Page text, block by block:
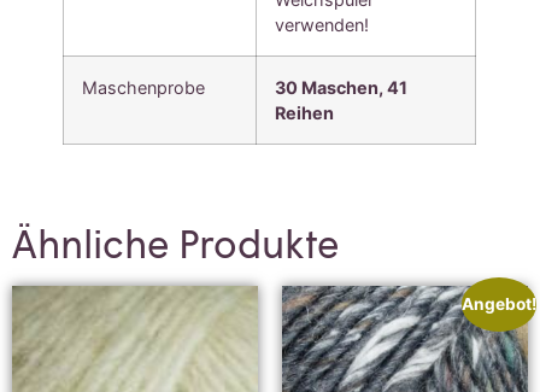
verwenden!
Maschenprobe
30 Maschen, 41
Reihen
Ähnliche Produkte
Angebot!